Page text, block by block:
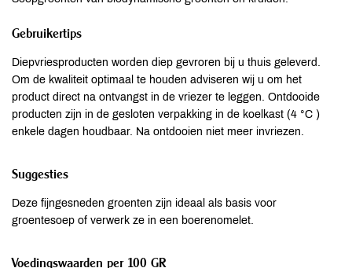
Gebruikertips
Diepvriesproducten worden diep gevroren bij u thuis geleverd.
Om de kwaliteit optimaal te houden adviseren wij u om het
product direct na ontvangst in de vriezer te leggen. Ontdooide
producten zijn in de gesloten verpakking in de koelkast (4 °C )
enkele dagen houdbaar. Na ontdooien niet meer invriezen.
Suggesties
Deze fijngesneden groenten zijn ideaal als basis voor
groentesoep of verwerk ze in een boerenomelet.
Voedingswaarden per 100 GR